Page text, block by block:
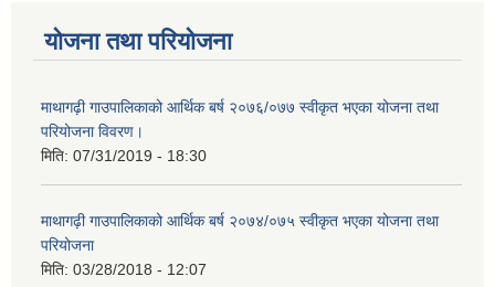
योजना तथा परियोजना
माथागढ़ी गाउपालिकाको आर्थिक बर्ष २०७६/०७७ स्वीकृत भएका योजना तथा
परियोजना विवरण।
मिति: 07/31/2019 - 18:30
माथागढ़ी गाउपालिकाको आर्थिक बर्ष २०७४/०७५ स्वीकृत भएका योजना तथा
परियोजना
मिति: 03/28/2018 - 12:07